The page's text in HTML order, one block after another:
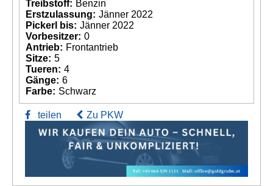
Treibstoff: Benzin
Erstzulassung: Jänner 2022
Pickerl bis: Jänner 2022
Vorbesitzer: 0
Antrieb: Frontantrieb
Sitze: 5
Tueren: 4
Gänge: 6
Farbe: Schwarz
teilen Zu PKW